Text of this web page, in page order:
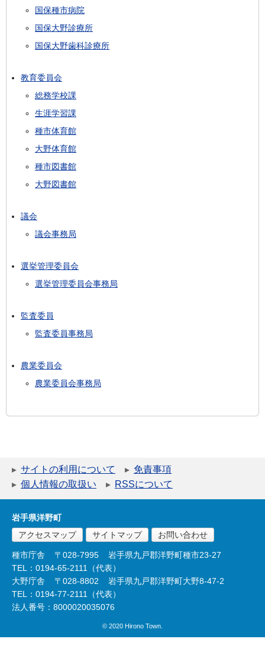
国保種市病院
国保大野診療所
国保大野歯科診療所
教育委員会
総務学校課
生涯学習課
種市体育館
大野体育館
種市図書館
大野図書館
議会
議会事務局
選挙管理委員会
選挙管理委員会事務局
監査委員
監査委員事務局
農業委員会
農業委員会事務局
サイトの利用について
免責事項
個人情報の取扱い
RSSについて
岩手県洋野町
アクセスマップ
サイトマップ お問い合わせ
種市庁舎 〒028-7995
岩手県九戸郡洋野町種市23-27
TEL：0194-65-2111（代表）
大野庁舎
〒028-8802
岩手県九戸郡洋野町大野8-47-2
TEL：0194-77-2111（代表）
法人番号：8000020035076
© 2020 Hirono Town.